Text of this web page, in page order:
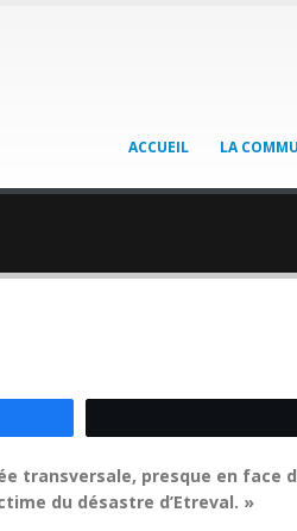
ACCUEIL LA
transversale, presque en face
du désastre d’Etreval. »